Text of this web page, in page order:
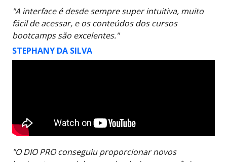
"A interface é desde sempre super intuitiva, muito
fácil de acessar, e os conteúdos dos cursos
bootcamps são excelentes."
STEPHANY DA SILVA
"O DIO PRO conseguiu proporcionar novos